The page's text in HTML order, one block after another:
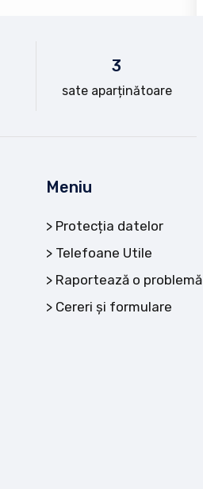
3
sate aparținătoare
Meniu
Protecția datelor
Telefoane Utile
Raportează o problemă
Cereri și formulare